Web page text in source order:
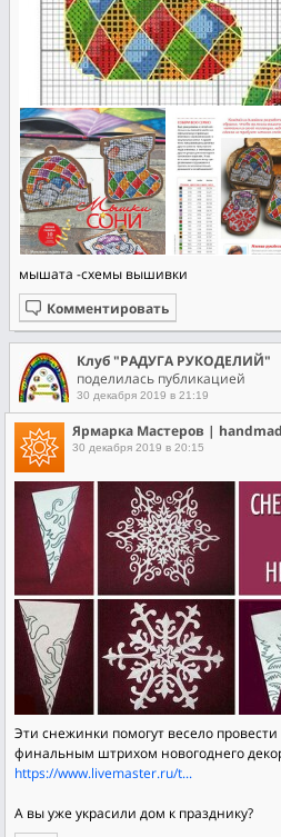
мышата -схемы вышивки
Комментировать
Клуб "РАДУГА РУКОДЕЛИЙ"
поделилась публикацией
30 декабря 2019 в 21:19
30 декабря 2019 в 20:15
Эти снежинки помогут весело
финальным штрихом новогоднего
https://www.livemaster.ru/t...
А вы уже украсили дом к празднику?